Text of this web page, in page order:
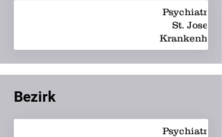
Psychiatrie -
St. Josef
Krankenhaus
Bezirk
Psychiatrie -